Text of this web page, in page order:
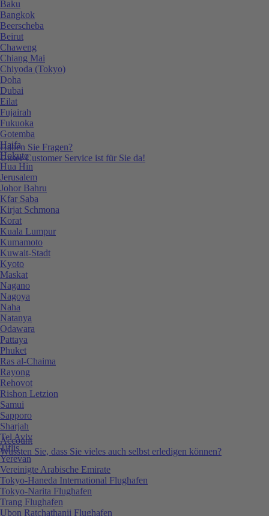
Haben Sie Fragen?
Unser Customer Service ist für Sie da!
Account
Wussten Sie, dass Sie vieles auch selbst erledigen können?
Baku
Bangkok
Beerscheba
Beirut
Chaweng
Chiang Mai
Chiyoda (Tokyo)
Doha
Dubai
Eilat
Fujairah
Fukuoka
Gotemba
Haifa
Hokuto
Hua Hin
Jerusalem
Johor Bahru
Kfar Saba
Kirjat Schmona
Korat
Kuala Lumpur
Kumamoto
Kuwait-Stadt
Kyoto
Maskat
Nagano
Nagoya
Naha
Natanya
Odawara
Pattaya
Phuket
Ras al-Chaima
Rayong
Rehovot
Rishon Letzion
Samui
Sapporo
Sharjah
Tel Aviv
Tiflis
Yerevan
Vereinigte Arabische Emirate
Tokyo-Haneda International Flughafen
Tokyo-Narita Flughafen
Trang Flughafen
Ubon Ratchathanii Flughafen